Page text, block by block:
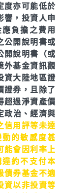
度亦可能低於
響，投資人申
負擔之費用
公開說明書或
開說明書（或
外基金資訊觀
資大陸地區證
證券，且除了
超過淨資產價
政治、經濟與
信用評等未達
的敏感度甚
能會因利率上
約不支付本
債券基金不適
資以非投資等